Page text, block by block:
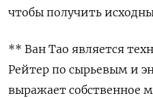
чтобы получить
** Ван Тао является
Рейтер по сырьевым и
выражает собственное